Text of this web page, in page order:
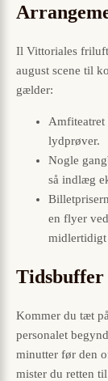
Il Vittoriales
august scene til
gælder:
lydprøver.
Nogle
så indlæg
en flyer
Tidsbuffer
Kommer du tæt
personalet
minutter før den
mister du retten